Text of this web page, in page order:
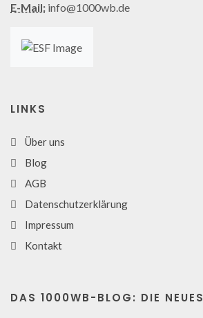
E-Mail: info@1000wb.de
LINKS
Über uns
Blog
AGB
Datenschutzerklärung
Impressum
Kontakt
DAS 1000WB-BLOG: DIE